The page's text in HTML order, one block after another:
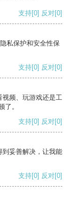
支持[0] 反对[0]
私保护和安全性保
支持[0] 反对[0]
视频、玩游戏还是工
了。
支持[0] 反对[0]
到妥善解决，让我能
支持[0] 反对[0]